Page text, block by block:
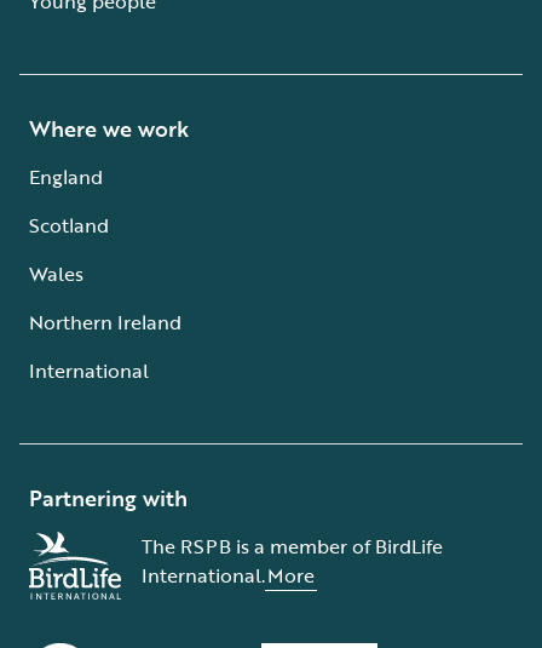
Where we work
England
Scotland
Wales
Northern Ireland
International
Partnering with
The RSPB is a member of BirdLife
International.More